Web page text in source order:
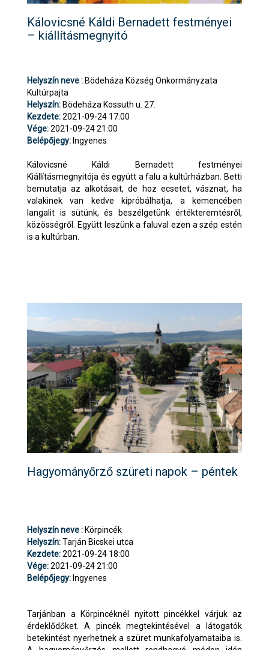
Kálovicsné Káldi Bernadett festményei
– kiállításmegnyitó
Helyszín neve : Bödeháza Község Önkormányzata
Kultúrpajta
Helyszín: Bödeháza Kossuth u. 27.
Kezdete:2021-09-24 17:00
Vége:2021-09-24 21:00
Belépőjegy: Ingyenes
Kálovicsné Káldi Bernadett festményei
Kiállításmegnyitója és együtt a falu a kultúrházban. Betti
bemutatja az alkotásait, de hoz ecsetet, vásznat, ha
valakinek van kedve kipróbálhatja, a kemencében
langalit is sütünk, és beszélgetünk értékteremtésről,
közösségről. Együtt leszünk a faluval ezen a szép estén
is a kultúrban.
Hagyományőrző szüreti napok – péntek
Helyszín neve : Körpincék
Helyszín:Tarján Bicskei utca
Kezdete:2021-09-24 18:00
Vége:2021-09-24 21:00
Belépőjegy: Ingyenes
Tarjánban a Körpincéknél nyitott pincékkel várjuk az
érdeklődőket. A pincék megtekintésével a látogatók
betekintést nyerhetnek a szüret munkafolyamataiba is.